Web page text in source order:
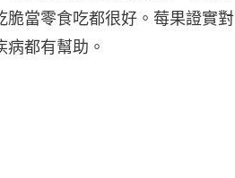
當零食吃都很好。莓果證實對
都有幫助。